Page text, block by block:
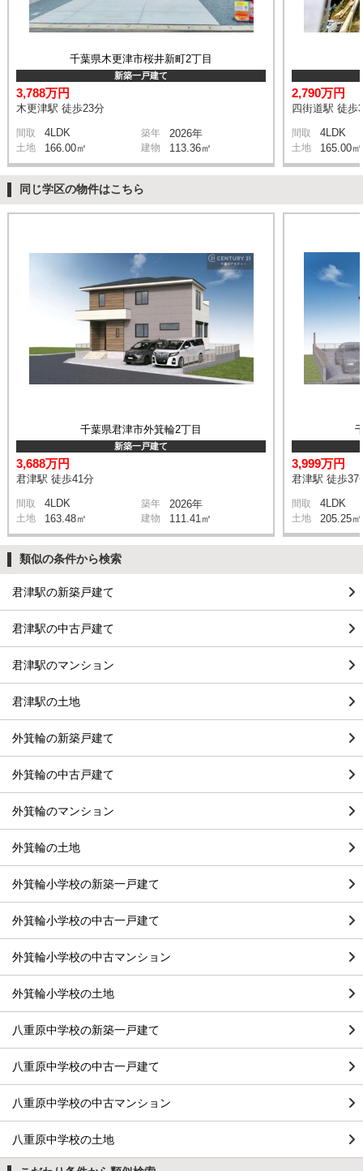
千葉県木更津市桜井新町2丁目
新築一戸建て
3,788万円
木更津駅 徒歩23分
間取 4LDK 築年 2026年
土地 166.00㎡ 建物 113.36㎡
2,790万円
四街道駅 徒歩
間取 4LDK
土地 165.00㎡
同じ学区の物件はこちら
千葉県君津市外箕輪2丁目
新築一戸建て
3,688万円
君津駅 徒歩41分
間取 4LDK 築年 2026年
土地 163.48㎡ 建物 111.41㎡
3,999万円
君津駅 徒歩37
間取 4LDK
土地 205.25㎡
類似の条件から検索
君津駅の新築戸建て
君津駅の中古戸建て
君津駅のマンション
君津駅の土地
外箕輪の新築戸建て
外箕輪の中古戸建て
外箕輪のマンション
外箕輪の土地
外箕輪小学校の新築一戸建て
外箕輪小学校の中古一戸建て
外箕輪小学校の中古マンション
外箕輪小学校の土地
八重原中学校の新築一戸建て
八重原中学校の中古一戸建て
八重原中学校の中古マンション
八重原中学校の土地